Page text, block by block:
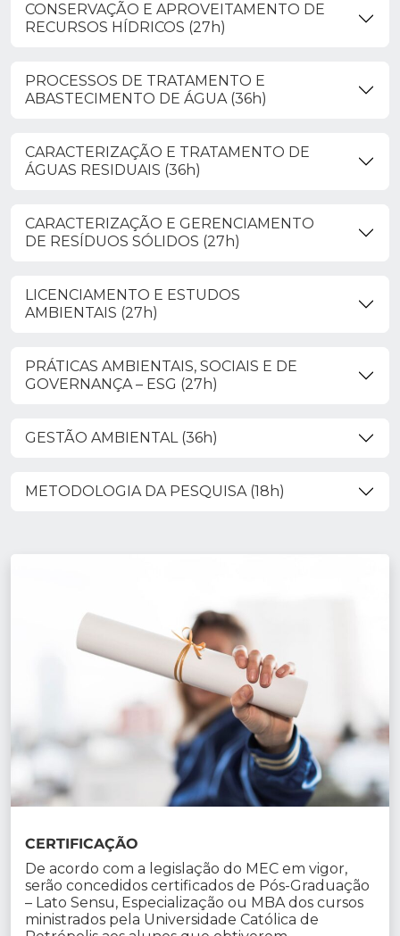
CONSERVAÇÃO E APROVEITAMENTO DE
RECURSOS HÍDRICOS (27h)
PROCESSOS DE TRATAMENTO E
ABASTECIMENTO DE ÁGUA (36h)
CARACTERIZAÇÃO E TRATAMENTO DE
ÁGUAS RESIDUAIS (36h)
CARACTERIZAÇÃO E GERENCIAMENTO
DE RESÍDUOS SÓLIDOS (27h)
LICENCIAMENTO E ESTUDOS
AMBIENTAIS (27h)
PRÁTICAS AMBIENTAIS, SOCIAIS E DE
GOVERNANÇA – ESG (27h)
GESTÃO AMBIENTAL (36h)
METODOLOGIA DA PESQUISA (18h)
CERTIFICAÇÃO
De acordo com a legislação do MEC em vigor,
serão concedidos certificados de Pós-Graduação
– Lato Sensu, Especialização ou MBA dos cursos
ministrados pela Universidade Católica de